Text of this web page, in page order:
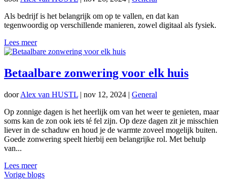
Als bedrijf is het belangrijk om op te vallen, en dat kan
tegenwoordig op verschillende manieren, zowel digitaal als fysiek.
Lees meer
Betaalbare zonwering voor elk huis
doorAlex van HUSTL | nov 12, 2024 | General
Op zonnige dagen is het heerlijk om van het weer te genieten, maar
soms kan de zon ook iets té fel zijn. Op deze dagen zit je misschien
liever in de schaduw en houd je de warmte zoveel mogelijk buiten.
Goede zonwering speelt hierbij een belangrijke rol. Met behulp
van...
Lees meer
Vorige blogs